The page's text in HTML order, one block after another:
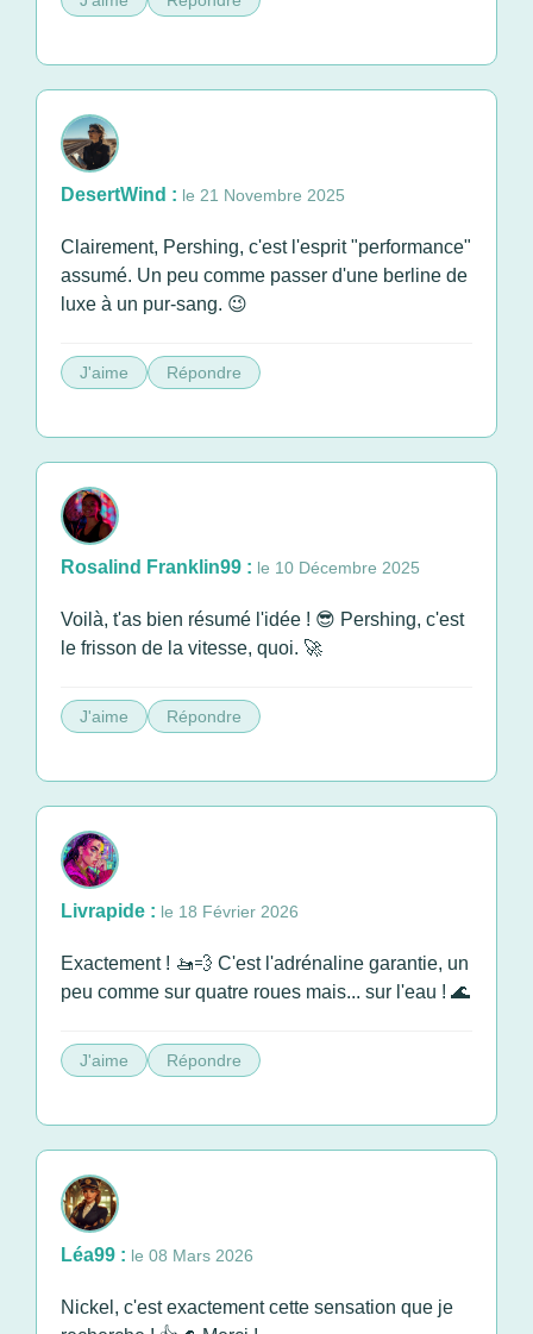
DesertWind : le 21 Novembre 2025
Clairement, Pershing, c'est l'esprit "performance"
assumé. Un peu comme passer d'une berline de
luxe à un pur-sang. 😉
J'aime Répondre
Rosalind Franklin99 : le 10 Décembre 2025
Voilà, t'as bien résumé l'idée ! 😎 Pershing, c'est
le frisson de la vitesse, quoi. 🚀
J'aime Répondre
Livrapide : le 18 Février 2026
Exactement ! 🚤💨 C'est l'adrénaline garantie, un
peu comme sur quatre roues mais... sur l'eau ! 🌊
J'aime Répondre
Léa99 : le 08 Mars 2026
Nickel, c'est exactement cette sensation que je